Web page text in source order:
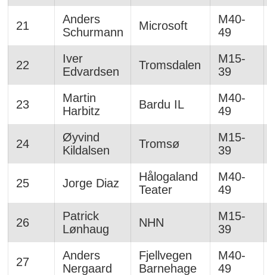
21
Anders
Schurmann
Microsoft
M40-
49
22
Iver
Edvardsen
Tromsdalen
M15-
39
23
Martin
Harbitz
Bardu IL
M40-
49
24
Øyvind
Kildalsen
Tromsø
M15-
39
25 Jorge Diaz
Hålogaland
Teater
M40-
49
26
Patrick
Lønhaug
NHN
M15-
39
27
Anders
Nergaard
Fjellvegen
Barnehage
M40-
49